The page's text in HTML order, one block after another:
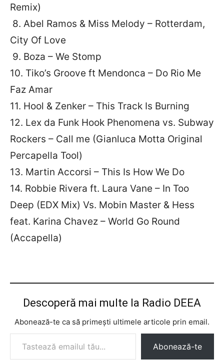
Remix)
8. Abel Ramos & Miss Melody – Rotterdam,
City Of Love
9. Boza – We Stomp
10. Tiko’s Groove ft Mendonca – Do Rio Me
Faz Amar
11. Hool & Zenker – This Track Is Burning
12. Lex da Funk Hook Phenomena vs. Subway
Rockers – Call me (Gianluca Motta Original
Percapella Tool)
13. Martin Accorsi – This Is How We Do
14. Robbie Rivera ft. Laura Vane – In Too
Deep (EDX Mix) Vs. Mobin Master & Hess
feat. Karina Chavez – World Go Round
(Accapella)
Descoperă mai multe la Radio DEEA
Abonează-te ca să primești ultimele articole prin email.
Tastează emailul tău...
Abonează-te